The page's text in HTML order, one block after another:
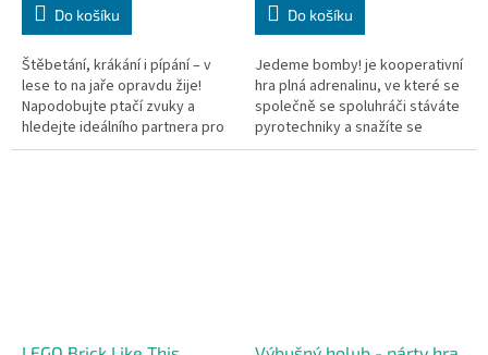
Do košíku
Štěbetání, krákání i pípání – v
lese to na jaře opravdu žije!
Napodobujte ptačí zvuky a
hledejte ideálního partnera pro
svá okřídlená esa.
Do košíku
Jedeme bomby! je kooperativní
hra plná adrenalinu, ve které se
společně se spoluhráči stáváte
pyrotechniky a snažíte se
zneškodnit bombu dřív, než